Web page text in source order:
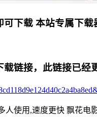
可下载 本站专属下
载链接，此链接已经
使用,速度更快 飘花电